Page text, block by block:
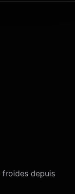
froides depuis